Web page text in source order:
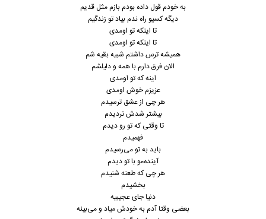
به خودم قول داده بودم بازم مثل قدیم
دیگه کسیو راه ندم بیاد تو زندگیم
تا اینکه تو اومدی
تا اینکه تو اومدی
همیشه ترس داشتم شبیه بقیه‌ شم
الان فرق دارم با همه و دلیلشم
اینه که تو اومدی
عزیزم خوش اومدی
هر چی از عشق ترسیدم
بیشتر شدش تردیدم
تا وقتی که تو رو دیدم
فهمیدم
باید به تو می‌رسیدم
آینده‌مو با تو دیدم
هر چی که طعنه شنیدم
بخشیدم
دنیا جای عجیبیه
بعضی وقتا آدم به خودش میاد و می‌بینه